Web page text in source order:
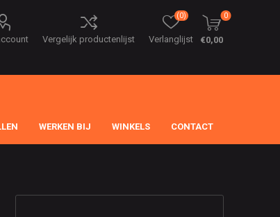
Vergelijk productenlijst Verlanglijst
(0) 0
€0,00
WERKEN BIJ WINKELS CONTACT